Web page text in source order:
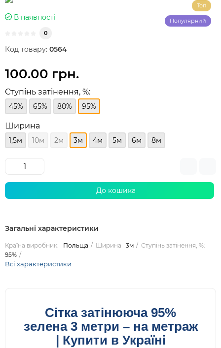
Топ
Популярний
В наявності
0
Код товару: 0564
100.00 грн.
Ступінь затінення, %:
45% 65% 80% 95%
Ширина
1,5м 10м 2м 3м 4м 5м 6м 8м
До кошика
Загальні характеристики
Країна виробник: Польща Ширина 3м
Ступінь затінення, %:
95%
Всі характеристики
Сітка затінююча 95%
зелена 3 метри – на метраж
| Купити в Україні